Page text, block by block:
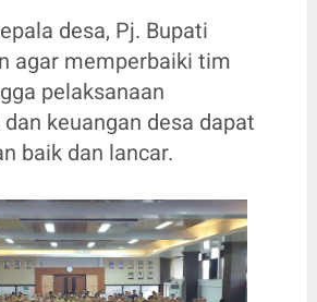
desa, Pj. Bupati
agar memperbaiki tim
pelaksanaan
keuangan desa dapat
baik dan lancar.